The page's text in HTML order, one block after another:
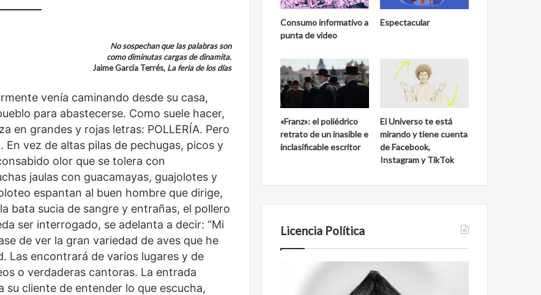
No sospechan que las palabras son
como diminutas cargas de dinamita.
Jaime García Terrés, La feria de los días
venía caminando desde su casa,
para abastecerse. Como suele hacer,
en grandes y rojas letras: POLLERÍA. Pero
En vez de altas pilas de pechugas, picos y
olor que se tolera con
jaulas con guacamayas, guajolotes y
espantan al buen hombre que dirige,
bata sucia de sangre y entrañas, el pollero
ser interrogado, se adelanta a decir: “Mi
de ver la gran variedad de aves que he
Las encontrará de varios lugares y de
o verdaderas cantoras. La entrada
su cliente de entender lo que escucha,
Consumo informativo a
punta de video
Espectacular
«Franz»: el poliédrico
retrato de un inasible e
inclasificable escritor
El Universo te está
mirando y tiene cuenta
de Facebook,
Instagram y TikTok
Licencia Política
Obradorista